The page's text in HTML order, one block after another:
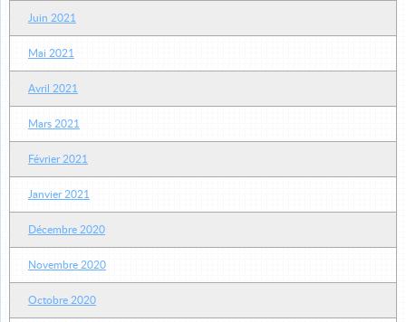
Juin 2021
Mai 2021
Avril 2021
Mars 2021
Février 2021
Janvier 2021
Décembre 2020
Novembre 2020
Octobre 2020